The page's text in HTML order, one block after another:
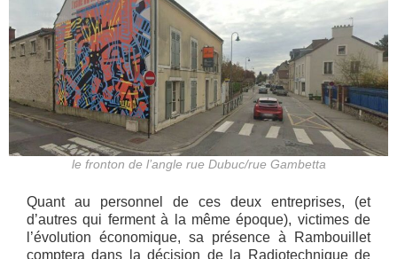
le fronton de l’angle rue Dubuc/rue Gambetta
Quant au personnel de ces deux entreprises, (et
d’autres qui ferment à la même époque), victimes de
l’évolution économique, sa présence à Rambouillet
comptera dans la décision de la Radiotechnique de